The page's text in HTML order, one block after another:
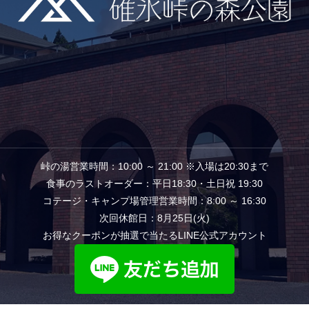
峠の湯営業時間：10:00 ～ 21:00 ※入場は20:30まで
食事のラストオーダー：平日18:30・土日祝 19:30
コテージ・キャンプ場管理営業時間：8:00 ～ 16:30
次回休館日：8月25日(火)
お得なクーポンが抽選で当たるLINE公式アカウント